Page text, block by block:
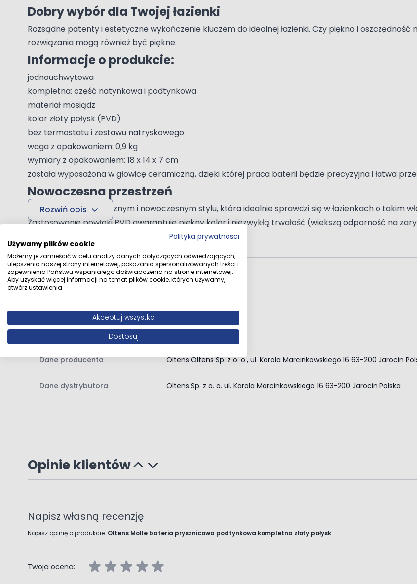
Dobry wybór dla Twojej łazienki
Rozsądne patenty i estetyczne wykończenie kluczem do idealnej łazienki. Czy piękno i
rozwiązania mogą również być piękne.
Informacje o produkcie:
jednouchwytowa
kompletna: część natynkowa i podtynkowa
materiał mosiądz
kolor złoty połysk (PVD)
bez termostatu i zestawu natryskowego
waga z opakowaniem: 0,9 kg
wymiary z opakowaniem: 18 x 14 x 7 cm
została wyposażona w głowicę ceramiczną, dzięki której praca baterii będzie precyzyjna i łatwa
Nowoczesna przestrzeń
Bateria o minimalistycznym i nowoczesnym stylu, która idealnie sprawdzi się w łazienkach o takim
Zastosowanie powłoki PVD gwarantuje piękny kolor i niezwykłą trwałość (wiekszą odporność na
alergikom i właściwości bakteriobójcze.
Zawartość zestawu:
bateria prysznicowa
instrukcja montażu baterii prysznicowej
Rozwiń opis
Dane techniczne
Kolor Złoty połysk
Rodzaj baterii Bateria prysznicowa
Dane producenta Oltens Oltens Sp. z o. o., ul. Karola Marcinkowskiego 16 63-200 Jarocin
Dane dystrybutora Oltens Sp. z o. o. ul. Karola Marcinkowskiego 16 63-200 Jarocin Polska
Opinie klientów
Napisz własną recenzję
Napisz opinię o produkcie: Oltens Molle bateria prysznicowa podtynkowa kompletna złoty połysk
Twoja ocena:
Polityka prywatności
Używamy plików cookie
Możemy je zamieścić w celu analizy danych dotyczących odwiedzających,
ulepszenia naszej strony internetowej, pokazania spersonalizowanych treści i
zapewnienia Państwu wspaniałego doświadczenia na stronie internetowej.
Aby uzyskać więcej informacji na temat plików cookie, których używamy,
otwórz ustawienia.
Akceptuj wszystko
Dostosuj